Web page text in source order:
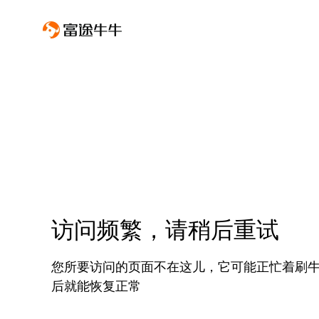
访问频繁，请稍后重试
您所要访问的页面不在这儿，它可能正忙着刷
后就能恢复正常